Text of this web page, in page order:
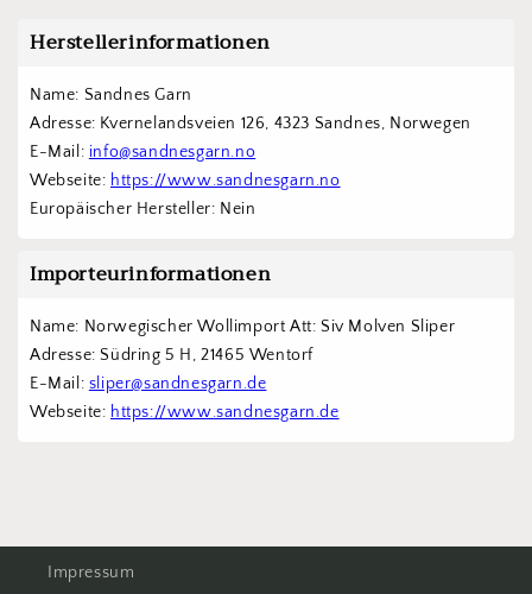
Herstellerinformationen
Name: Sandnes Garn
Adresse: Kvernelandsveien 126, 4323 Sandnes, Norwegen
E-Mail: info@sandnesgarn.no
Webseite: https://www.sandnesgarn.no
Europäischer Hersteller: Nein
Importeurinformationen
Name: Norwegischer Wollimport Att: Siv Molven Sliper
Adresse: Südring 5 H, 21465 Wentorf
E-Mail: sliper@sandnesgarn.de
Webseite: https://www.sandnesgarn.de
Impressum